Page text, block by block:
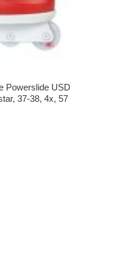
Powerslide USD
37-38, 4x, 57